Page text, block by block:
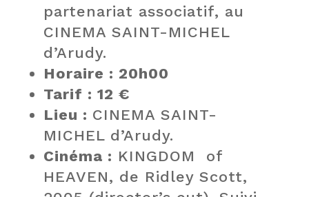
partenariat associatif, au
CINEMA SAINT-MICHEL
d’Arudy.
Horaire : 20h00
Tarif : 12 €
Lieu : CINEMA SAINT-
MICHEL d’Arudy.
Cinéma : KINGDOM of
HEAVEN, de Ridley Scott,